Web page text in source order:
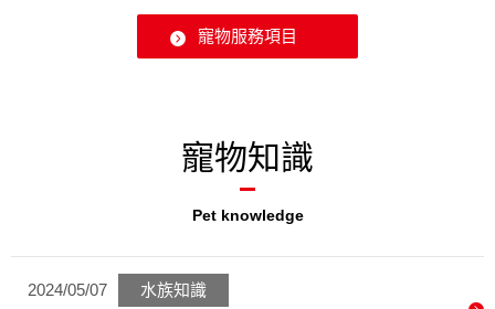
寵物服務項目
寵物知識
Pet knowledge
2024/05/07 水族知識